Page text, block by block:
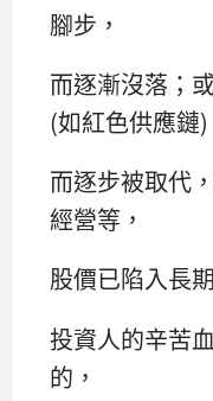
腳步，
而逐漸沒落；
(如紅色供應鏈)
而逐步被取代
經營等，
股價已陷入長
投資人的辛苦
的，